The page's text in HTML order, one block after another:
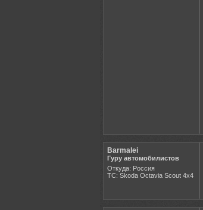
Barmalei
Гуру автомобилистов
Откуда: Россия
ТС: Skoda Octavia Scout 4x4